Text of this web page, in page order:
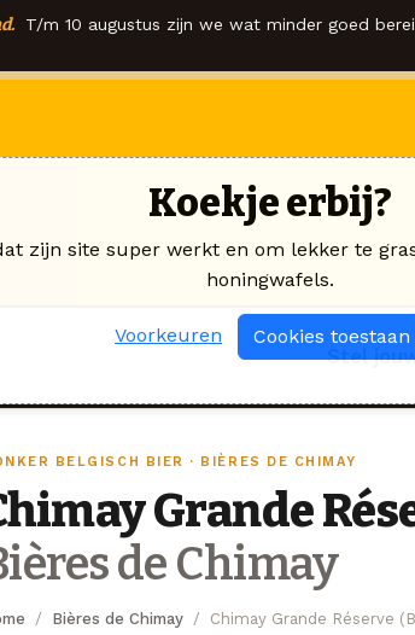
T/m 10 augustus zijn we wat minder goed
Stel
BELGISCH BIER · BIÈRES DE CHIMAY
Grande
de Chimay
Bières de Chimay Chimay Grande Réserve
Koekje erbij?
zijn site super werkt en om lekker te
honingwafels.
Voorkeuren Cookies toestaan